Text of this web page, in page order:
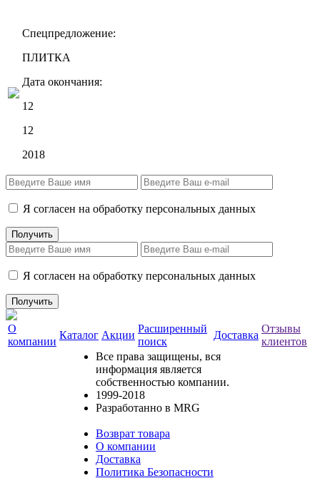
Спецпредложение:
ПЛИТКА
Дата окончания:
12
12
2018
Я согласен на обработку персональных данных
Я согласен на обработку персональных данных
О
компании
Каталог Акции
Расширенный
поиск
Доставка
Отзывы
клиентов
Все права защищены, вся
информация является
собственностью компании.
1999-2018
Разработанно в MRG
Возврат товара
О компании
Доставка
Политика Безопасности